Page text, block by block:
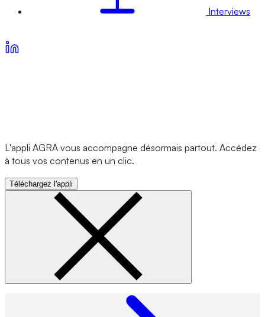
Interviews
L'appli AGRA vous accompagne désormais partout. Accédez
à tous vos contenus en un clic.
Téléchargez l'appli